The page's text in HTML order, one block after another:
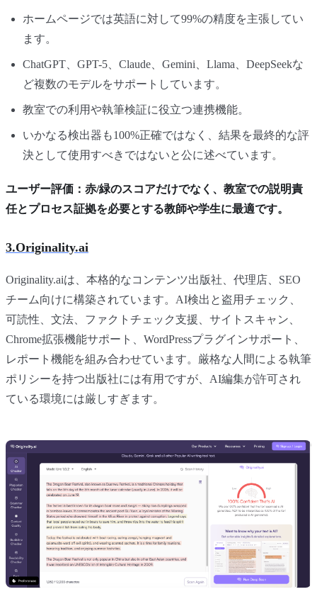
ホームページでは英語に対して99%の精度を主張してい
ます。
ChatGPT、GPT-5、Claude、Gemini、Llama、DeepSeekな
ど複数のモデルをサポートしています。
教室での利用や執筆検証に役立つ連携機能。
いかなる検出器も100%正確ではなく、結果を最終的な評
決として使用すべきではないと公に述べています。
ユーザー評価：赤/緑のスコアだけでなく、教室での説明責
任とプロセス証拠を必要とする教師や学生に最適です。
3.Originality.ai
Originality.aiは、本格的なコンテンツ出版社、代理店、SEO
チーム向けに構築されています。AI検出と盗用チェック、
可読性、文法、ファクトチェック支援、サイトスキャン、
Chrome拡張機能サポート、WordPressプラグインサポート、
レポート機能を組み合わせています。厳格な人間による執筆
ポリシーを持つ出版社には有用ですが、AI編集が許可され
ている環境には厳しすぎます。